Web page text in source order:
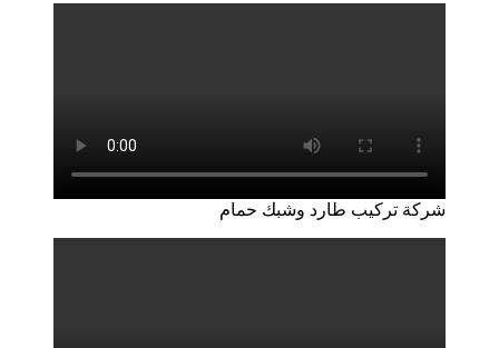
شركة تركيب طارد وشبك حمام